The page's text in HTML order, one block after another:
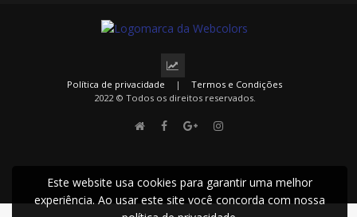
Política de privacidade |
Termos e Condições
2022 © Todos os direitos reservados.
Este website usa cookies para garantir uma melhor
experiência. Ao usar este site você concorda com nossa